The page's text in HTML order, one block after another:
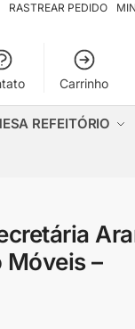
RASTREAR PEDIDO
Carrinho
REFEITÓRIO
Móveis –